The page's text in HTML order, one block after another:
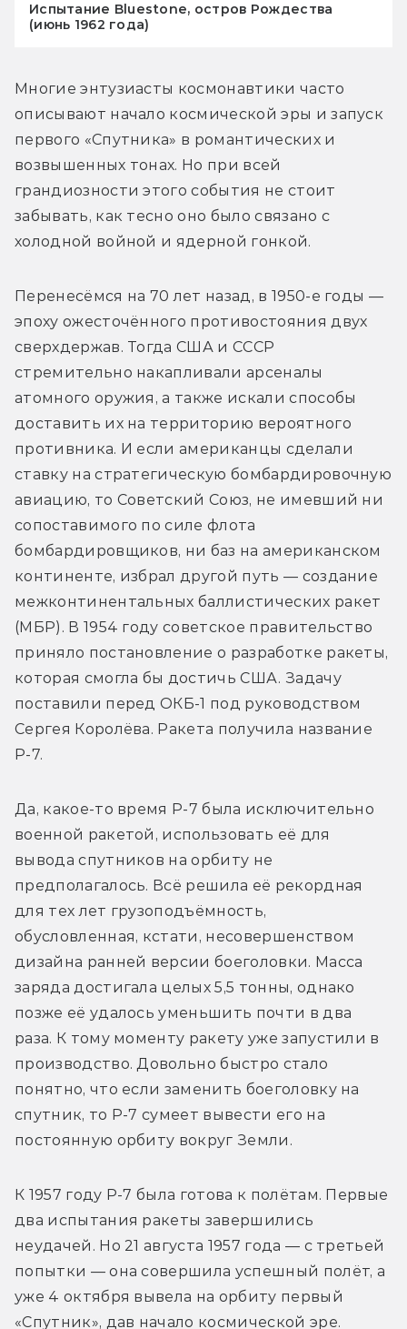
Испытание Bluestone, остров Рождества
(июнь 1962 года)
Многие энтузиасты космонавтики часто
описывают начало космической эры и запуск
первого «Спутника» в романтических и
возвышенных тонах. Но при всей
грандиозности этого события не стоит
забывать, как тесно оно было связано с
холодной войной и ядерной гонкой.
Перенесёмся на 70 лет назад, в 1950-е годы —
эпоху ожесточённого противостояния двух
сверхдержав. Тогда США и СССР
стремительно накапливали арсеналы
атомного оружия, а также искали способы
доставить их на территорию вероятного
противника. И если американцы сделали
ставку на стратегическую бомбардировочную
авиацию, то Советский Союз, не имевший ни
сопоставимого по силе флота
бомбардировщиков, ни баз на американском
континенте, избрал другой путь — создание
межконтинентальных баллистических ракет
(МБР). В 1954 году советское правительство
приняло постановление о разработке ракеты,
которая смогла бы достичь США. Задачу
поставили перед ОКБ-1 под руководством
Сергея Королёва. Ракета получила название
Р-7.
Да, какое-то время Р-7 была исключительно
военной ракетой, использовать её для
вывода спутников на орбиту не
предполагалось. Всё решила её рекордная
для тех лет грузоподъёмность,
обусловленная, кстати, несовершенством
дизайна ранней версии боеголовки. Масса
заряда достигала целых 5,5 тонны, однако
позже её удалось уменьшить почти в два
раза. К тому моменту ракету уже запустили в
производство. Довольно быстро стало
понятно, что если заменить боеголовку на
спутник, то Р-7 сумеет вывести его на
постоянную орбиту вокруг Земли.
К 1957 году Р-7 была готова к полётам. Первые
два испытания ракеты завершились
неудачей. Но 21 августа 1957 года — с третьей
попытки — она совершила успешный полёт, а
уже 4 октября вывела на орбиту первый
«Спутник», дав начало космической эре.